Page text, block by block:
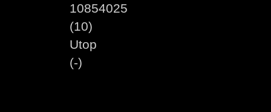
10854025
(10)
Utop
(-)